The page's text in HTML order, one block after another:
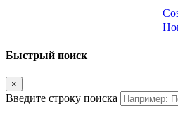
Быстрый поиск
×
Введите строку поиска